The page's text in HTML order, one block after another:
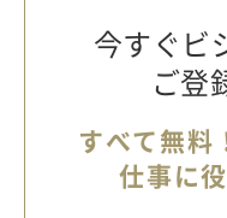
今すぐビ
ご登
すべて無料
仕事に